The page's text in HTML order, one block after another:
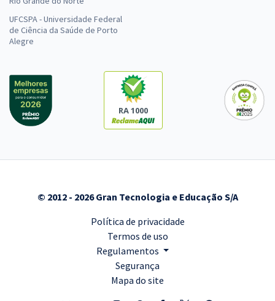
UFCSPA - Universidade Federal
de Ciência da Saúde de Porto
Alegre
RA 1000
© 2012 - 2026 Gran Tecnologia e Educação S/A
Política de privacidade
Termos de uso
Regulamentos
Segurança
Mapa do site